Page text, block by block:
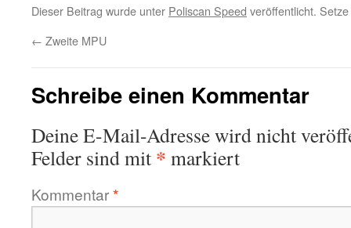
Dieser Beitrag wurde unter Poliscan Speed veröffentlicht.
← Zweite MPU
Schreibe einen Kommentar
Deine E-Mail-Adresse wird nicht
Felder sind mit * markiert
Kommentar*